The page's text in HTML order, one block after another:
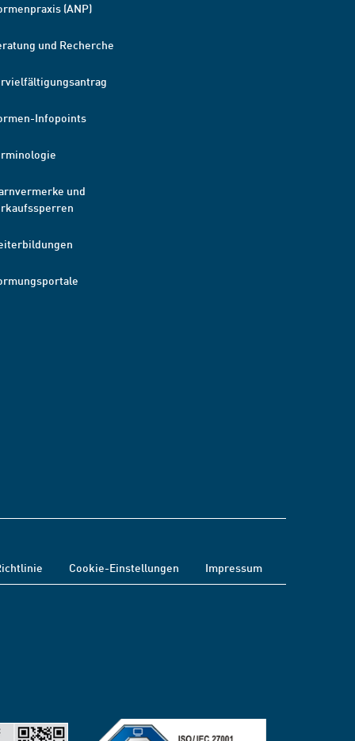
(ANP)
und Recherche
Infopoints
und
Cookie-Einstellungen Impressum